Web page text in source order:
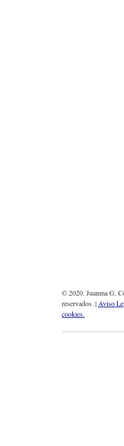
© 2020. Juanma G.
reservados. |Aviso
cookies.